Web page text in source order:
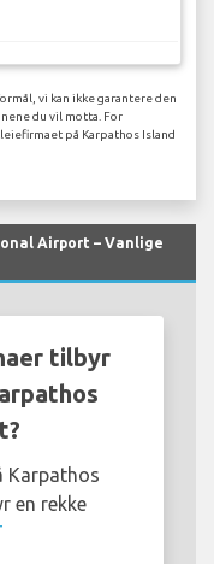
vi kan ikke garantere den
du vil motta. For
på Karpathos Island
Airport – Vanlige
tilbyr
Karpathos
en rekke